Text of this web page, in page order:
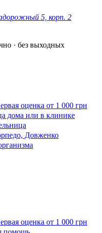
5, корп. 2
· без выходных
оценка от 1 000 грн
дома или в клинике
Довженко
оценка от 1 000 грн